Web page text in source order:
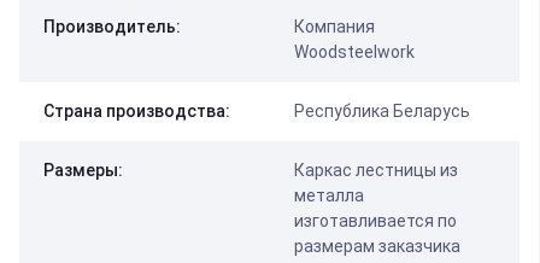
Производитель:
Компания
Woodsteelwork
Страна производства: Республика Беларусь
Размеры:
Каркас лестницы из
металла
изготавливается по
размерам заказчика